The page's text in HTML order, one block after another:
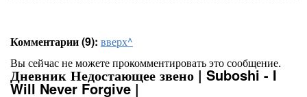
Комментарии (9): вверх^
Вы сейчас не можете прокомментировать это сообщение.
Дневник Недостающее звено | Suboshi - I
Will Never Forgive |